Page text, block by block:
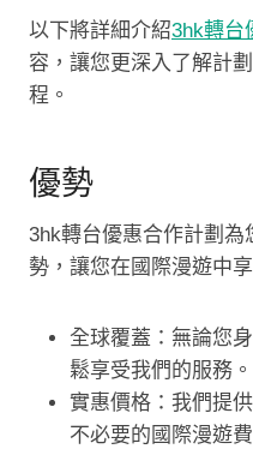
以下將詳細介紹3hk轉台
容，讓您更深入了解計
程。
優勢
3hk轉台優惠合作計劃
勢，讓您在國際漫遊中
全球覆蓋：無論您
鬆享受我們的服務。
實惠價格：我們提
不必要的國際漫遊費